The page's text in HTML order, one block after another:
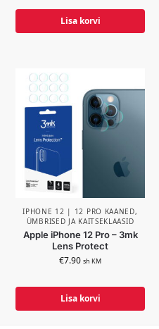
Lisa korvi
IPHONE 12 | 12 PRO KAANED,
ÜMBRISED JA KAITSEKLAASID
Apple iPhone 12 Pro – 3mk
Lens Protect
€7.90 sh KM
Lisa korvi